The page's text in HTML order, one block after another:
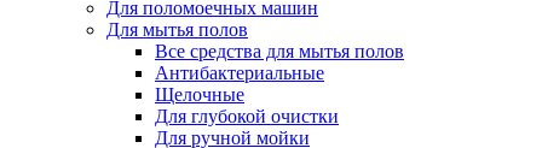
Для поломоечных машин
Для мытья полов
Все средства для мытья полов
Антибактериальные
Щелочные
Для глубокой очистки
Для ручной мойки